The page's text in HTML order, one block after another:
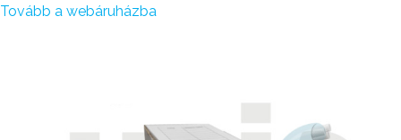
Tovább a webáruházba